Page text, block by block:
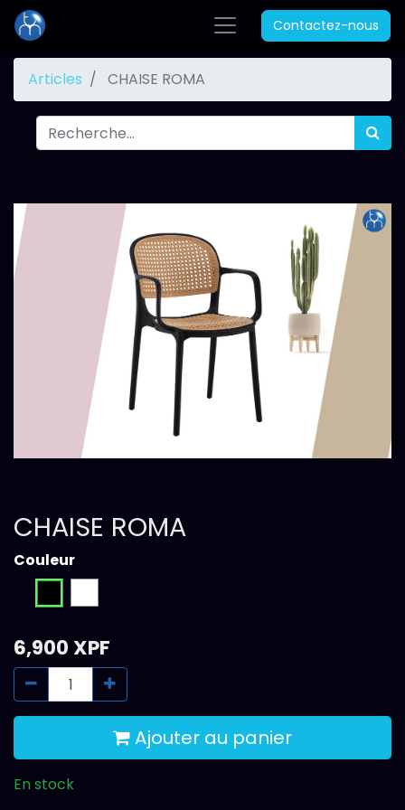
Contactez-nous
Articles CHAISE ROMA
CHAISE ROMA
Couleur
6,900XPF
Ajouter au panier
En stock